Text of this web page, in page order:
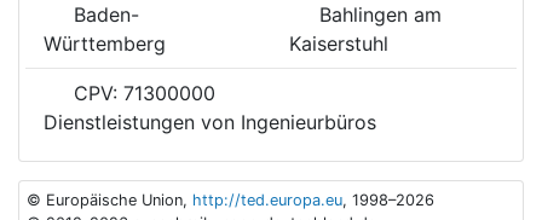
Baden-
Württemberg
Bahlingen am
Kaiserstuhl
CPV: 71300000
Dienstleistungen von Ingenieurbüros
© Europäische Union, http://ted.europa.eu, 1998–2026